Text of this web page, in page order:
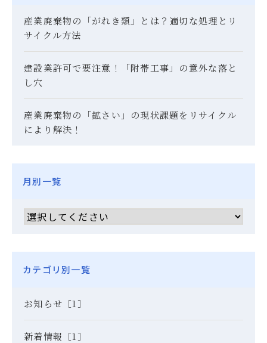
産業廃棄物の「がれき類」とは？適切な処理とリ
サイクル方法
建設業許可で要注意！「附帯工事」の意外な落と
し穴
産業廃棄物の「鉱さい」の現状課題をリサイクル
により解決！
月別一覧
カテゴリ別一覧
お知らせ［1］
新着情報［1］